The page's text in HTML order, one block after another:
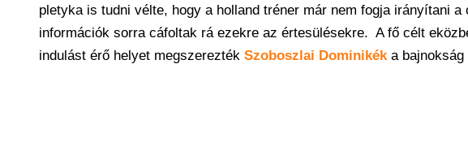
pletyka is tudni vélte, hogy a holland tréner már nem fogja irányítani
információk sorra cáfoltak rá ezekre az értesülésekre. A fő célt
indulást érő helyet megszerezték Szoboszlai Dominikéka bajnokság